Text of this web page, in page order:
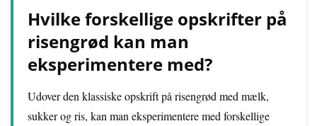
Hvilke forskellige opskrifter på
risengrød kan man
eksperimentere med?
Udover den klassiske opskrift på risengrød med mælk,
sukker og ris, kan man eksperimentere med forskellige